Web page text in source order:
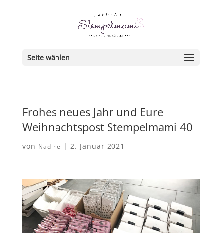
Seite wählen
Frohes neues Jahr und Eure
Weihnachtspost Stempelmami 40
von Nadine | 2. Januar 2021